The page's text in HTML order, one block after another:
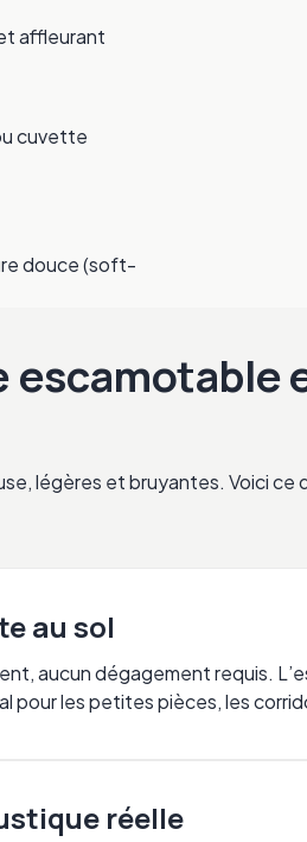
affleurant
cuvette
douce (soft-
légères et bruyantes. Voici ce
au sol
aucun dégagement requis.
pour les petites pièces, les
réelle